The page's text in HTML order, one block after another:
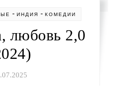
- ИНДИЯ - КОМЕДИИ
любовь 2,0